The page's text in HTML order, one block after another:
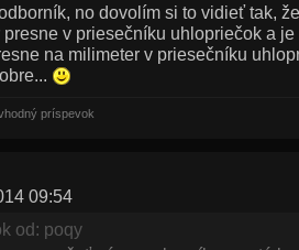
no dovolím si to vidieť tak,
presne v priesečníku uhlopriečok a
na milimeter v priesečníku
príspevok
09:54
od: poqy